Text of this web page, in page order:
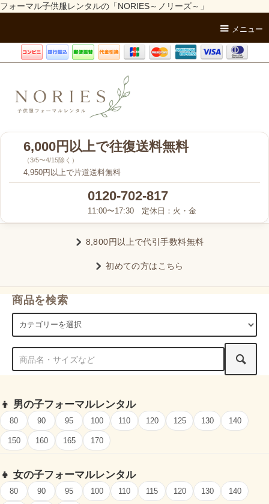
フォーマル子供服レンタルの「NORIES～ノリーズ～」
メニュー
6,000円以上で往復送料無料
（3/5〜4/15除く）
4,950円以上で片道送料無料
0120-702-817
11:00〜17:30 定休日：火・金
8,800円以上で代引手数料無料
初めての方はこちら
商品を検索
👦 男の子フォーマルレンタル
80 90 95 100 110 120 125 130 140
150 160 165 170
👧 女の子フォーマルレンタル
80 90 95 100 110 115 120 130 140